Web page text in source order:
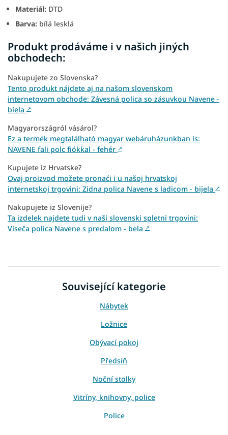
Materiál: DTD
Barva: bílá lesklá
Produkt prodáváme i v našich jiných
obchodech:
Nakupujete zo Slovenska?
Tento produkt nájdete aj na našom slovenskom
internetovom obchode: Závesná polica so zásuvkou Navene -
biela ↗
Magyarországról vásárol?
Ez a termék megtalálható magyar webáruházunkban is:
NAVENE fali polc fiókkal - fehér ↗
Kupujete iz Hrvatske?
Ovaj proizvod možete pronaći i u našoj hrvatskoj
internetskoj trgovini: Zidna polica Navene s ladicom - bijela ↗
Nakupujete iz Slovenije?
Ta izdelek najdete tudi v naši slovenski spletni trgovini:
Viseča polica Navene s predalom - bela ↗
Související kategorie
Nábytek
Ložnice
Obývací pokoj
Předsíň
Noční stolky
Vitríny, knihovny, police
Police